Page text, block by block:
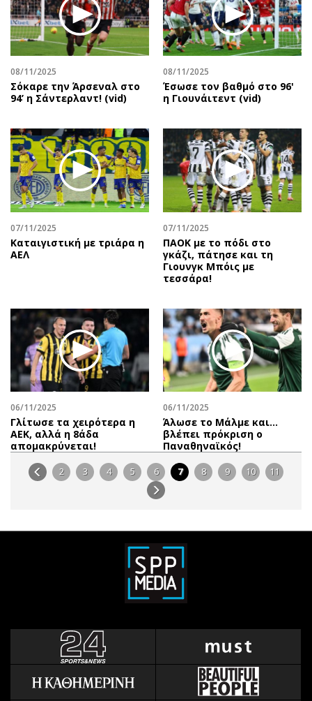
08/11/2025
Σόκαρε την Άρσεναλ στο
94’ η Σάντερλαντ! (vid)
08/11/2025
Έσωσε τον βαθμό στο 96'
η Γιουνάιτεντ (vid)
07/11/2025
Καταιγιστική με τριάρα η
ΑΕΛ
07/11/2025
ΠΑΟΚ με το πόδι στο
γκάζι, πάτησε και τη
Γιουνγκ Μπόις με
τεσσάρα!
06/11/2025
Γλίτωσε τα χειρότερα η
ΑΕΚ, αλλά η 8άδα
απομακρύνεται!
06/11/2025
Άλωσε το Μάλμε και...
βλέπει πρόκριση ο
Παναθηναϊκός!
2 3 4 5 6 7 8 9 10 11